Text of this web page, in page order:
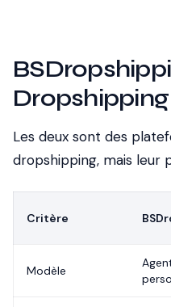
Dropshipping
Les deux sont des
dropshipping, mais leur
Critère
Modèle